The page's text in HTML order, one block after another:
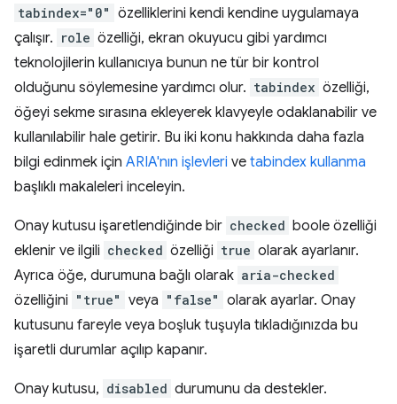
tabindex="0" özelliklerini kendi kendine uygulamaya
çalışır. role özelliği, ekran okuyucu gibi yardımcı
teknolojilerin kullanıcıya bunun ne tür bir kontrol
olduğunu söylemesine yardımcı olur. tabindex özelliği,
öğeyi sekme sırasına ekleyerek klavyeyle odaklanabilir ve
kullanılabilir hale getirir. Bu iki konu hakkında daha fazla
bilgi edinmek için ARIA'nın işlevleri ve tabindex kullanma
başlıklı makaleleri inceleyin.
Onay kutusu işaretlendiğinde bir checked boole özelliği
eklenir ve ilgili checked özelliği true olarak ayarlanır.
Ayrıca öğe, durumuna bağlı olarak aria-checked
özelliğini "true" veya "false" olarak ayarlar. Onay
kutusunu fareyle veya boşluk tuşuyla tıkladığınızda bu
işaretli durumlar açılıp kapanır.
Onay kutusu, disabled durumunu da destekler.